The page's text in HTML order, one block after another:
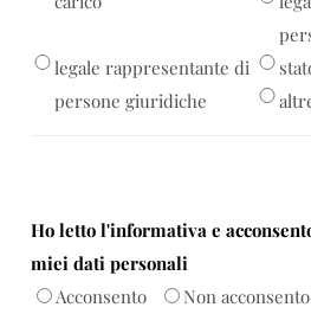
legale rappresentante di
persone giuridiche
Ho letto l'informativa e
miei dati personali
Acconsento
Non acconsento